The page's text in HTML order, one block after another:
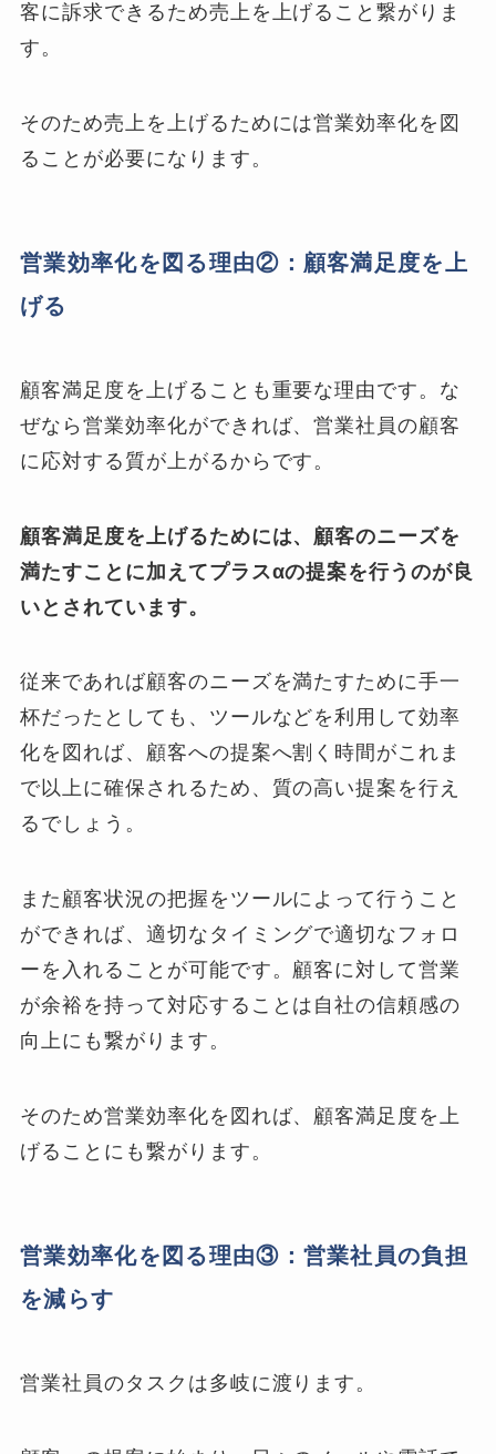
客に訴求できるため売上を上げること繋がりま
す。
そのため売上を上げるためには営業効率化を図
ることが必要になります。
営業効率化を図る理由②：顧客満足度を上
げる
顧客満足度を上げることも重要な理由です。な
ぜなら営業効率化ができれば、営業社員の顧客
に応対する質が上がるからです。
顧客満足度を上げるためには、顧客のニーズを
満たすことに加えてプラスαの提案を行うのが良
いとされています。
従来であれば顧客のニーズを満たすために手一
杯だったとしても、ツールなどを利用して効率
化を図れば、顧客への提案へ割く時間がこれま
で以上に確保されるため、質の高い提案を行え
るでしょう。
また顧客状況の把握をツールによって行うこと
ができれば、適切なタイミングで適切なフォロ
ーを入れることが可能です。顧客に対して営業
が余裕を持って対応することは自社の信頼感の
向上にも繋がります。
そのため営業効率化を図れば、顧客満足度を上
げることにも繋がります。
営業効率化を図る理由③：営業社員の負担
を減らす
営業社員のタスクは多岐に渡ります。